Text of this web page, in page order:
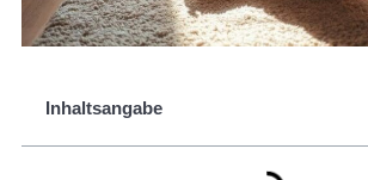
Inhaltsangabe